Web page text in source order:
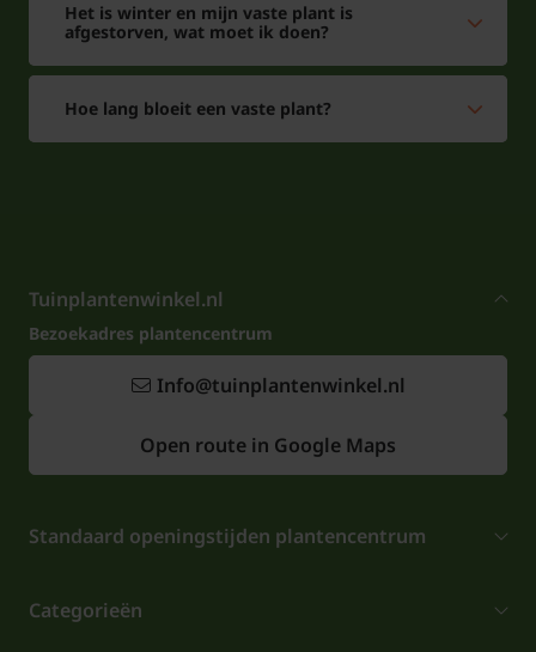
Het is winter en mijn vaste plant is
afgestorven, wat moet ik doen?
Hoe lang bloeit een vaste plant?
Tuinplantenwinkel.nl
Bezoekadres plantencentrum
Info@tuinplantenwinkel.nl
Open route in Google Maps
Standaard openingstijden plantencentrum
Categorieën